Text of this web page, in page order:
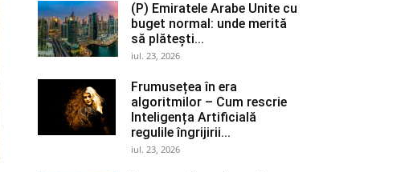
(P) Emiratele Arabe Unite cu
buget normal: unde merită
să plătești...
iul. 23, 2026
Frumusețea în era
algoritmilor – Cum rescrie
Inteligența Artificială
regulile îngrijirii...
iul. 23, 2026